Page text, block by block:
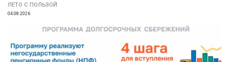
ЛЕТО С ПОЛЬЗОЙ
04.08.2026